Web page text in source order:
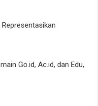
Go.id, Ac.id, dan Edu,